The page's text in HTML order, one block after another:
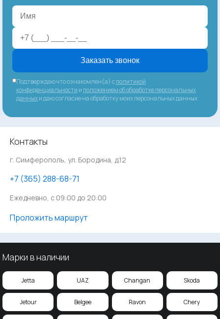
Заказать звонок
Подтверждаю что ознакомлен(а) сполитикой
конфиденциальности и положением об обработке персональных
данныхи даю согласие на обработку моих персональных данных
Контакты
г. Симферополь, ул. Бородина, д.12
‪+7 (365) 288-68-71
Ежедневно, с 09:00 до 20:00
Проложить маршрут
Марки в наличии
Jetta UAZ Changan Skoda
Jetour Belgee Ravon Chery